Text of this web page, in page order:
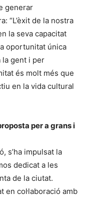
generar
“L’èxit de la nostra
la seva capacitat
oportunitat única
la gent i per
és molt més que
en la vida cultural
per a grans i
s’ha impulsat la
dedicat a les
de la ciutat.
en col·laboració amb